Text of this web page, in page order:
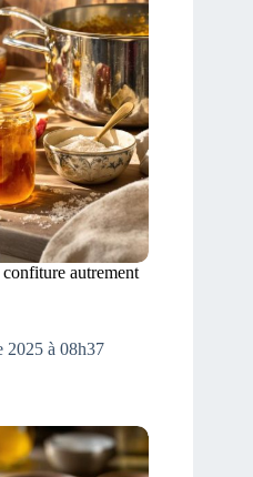
autrement
2025 à 08h37